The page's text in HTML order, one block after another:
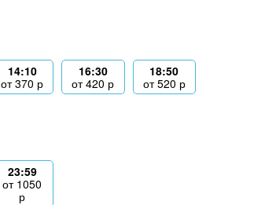
14:10
от370 р
16:30
от420 р
18:50
от520 р
23:59
от 1050
р